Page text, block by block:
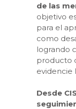
de las
objetivo
para el
como
logrando
producto
evidencie
Desde